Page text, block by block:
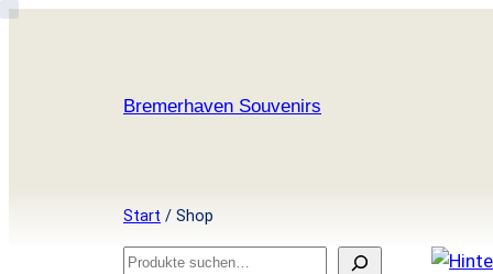
Zum
Bremerhaven Souvenirs
Start / Shop
S